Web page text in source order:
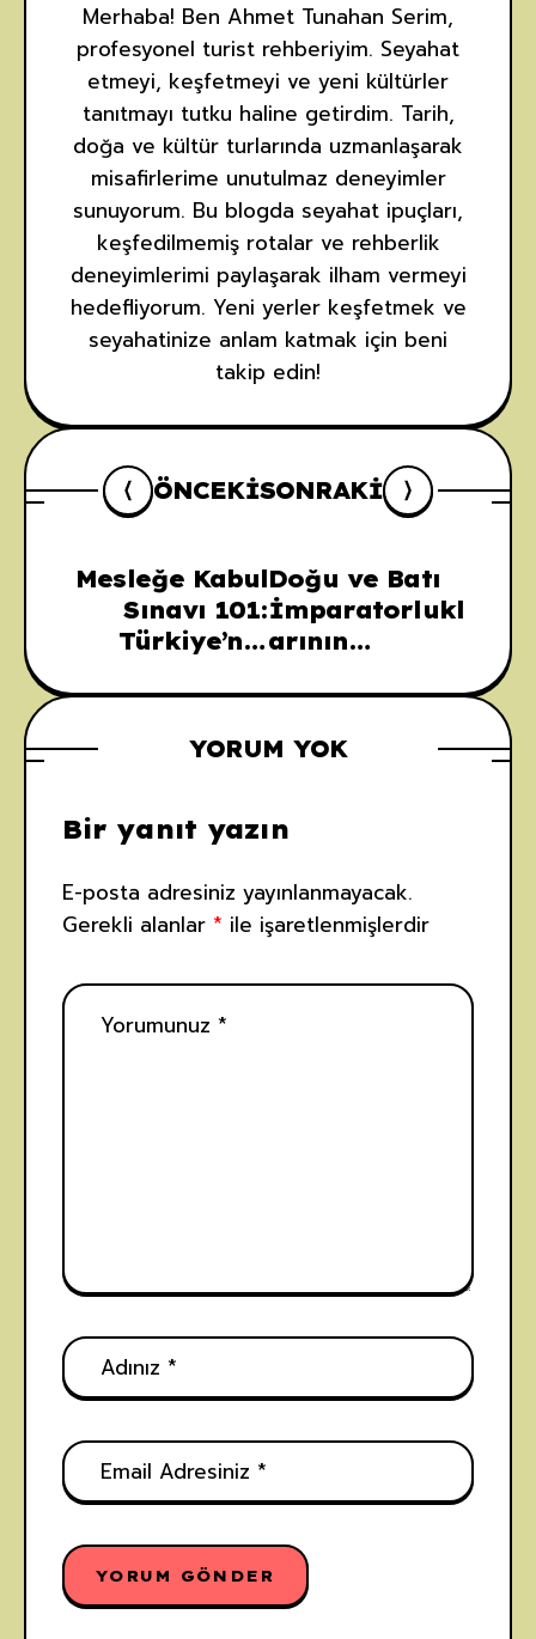
Merhaba! Ben Ahmet Tunahan Serim,
profesyonel turist rehberiyim. Seyahat
etmeyi, keşfetmeyi ve yeni kültürler
tanıtmayı tutku haline getirdim. Tarih,
doğa ve kültür turlarında uzmanlaşarak
misafirlerime unutulmaz deneyimler
sunuyorum. Bu blogda seyahat ipuçları,
keşfedilmemiş rotalar ve rehberlik
deneyimlerimi paylaşarak ilham vermeyi
hedefliyorum. Yeni yerler keşfetmek ve
seyahatinize anlam katmak için beni
takip edin!
ÖNCEKISONRAKI
Mesleğe Kabul
Sınavı 101:
Türkiye’nin
Faunası
Doğu ve Batı
İmparatorlukl
arının
Licinius ve
Konstantin
YORUM YOK
Bir yanıt yazın
E-posta adresiniz yayınlanmayacak.
Gerekli alanlar * ile işaretlenmişlerdir